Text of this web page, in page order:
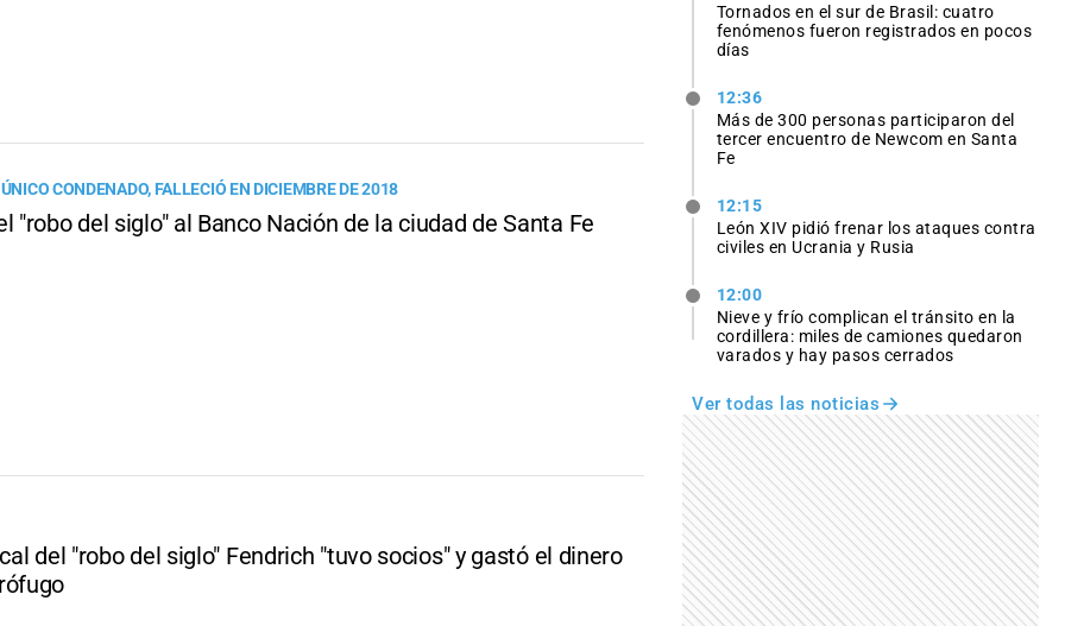
CONDENADO, FALLECIÓ EN DICIEMBRE DE 2018
"robo del siglo" al Banco Nación de la ciudad de Santa Fe
del "robo del siglo" Fendrich "tuvo socios" y gastó el dinero
Tornados en el sur de Brasil: cuatro
fenómenos fueron registrados en pocos
días
12:36
Más de 300 personas participaron del
tercer encuentro de Newcom en Santa
Fe
12:15
León XIV pidió frenar los ataques contra
civiles en Ucrania y Rusia
12:00
Nieve y frío complican el tránsito en la
cordillera: miles de camiones quedaron
varados y hay pasos cerrados
Ver todas las noticias